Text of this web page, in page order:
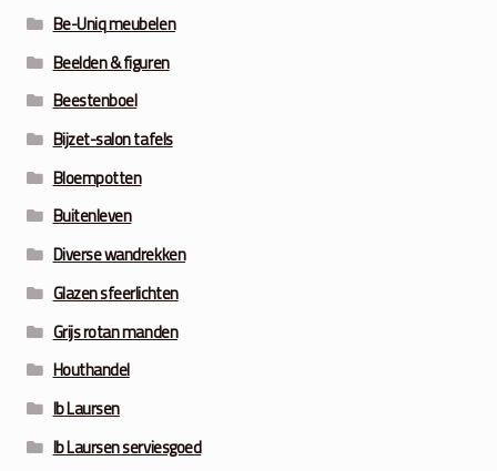
Be-Uniq meubelen
Beelden & figuren
Beestenboel
Bijzet-salon tafels
Bloempotten
Buitenleven
Diverse wandrekken
Glazen sfeerlichten
Grijs rotan manden
Houthandel
Ib Laursen
Ib Laursen serviesgoed